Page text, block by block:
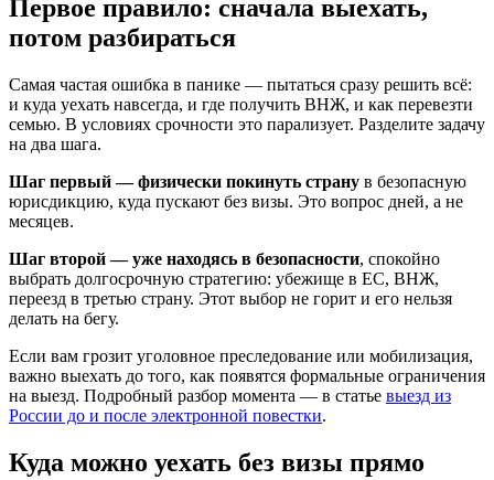
Первое правило: сначала выехать,
потом разбираться
Самая частая ошибка в панике — пытаться сразу решить всё:
и куда уехать навсегда, и где получить ВНЖ, и как перевезти
семью. В условиях срочности это парализует. Разделите задачу
на два шага.
Шаг первый — физически покинуть страну в безопасную
юрисдикцию, куда пускают без визы. Это вопрос дней, а не
месяцев.
Шаг второй — уже находясь в безопасности, спокойно
выбрать долгосрочную стратегию: убежище в ЕС, ВНЖ,
переезд в третью страну. Этот выбор не горит и его нельзя
делать на бегу.
Если вам грозит уголовное преследование или мобилизация,
важно выехать до того, как появятся формальные ограничения
на выезд. Подробный разбор момента — в статье выезд из
России до и после электронной повестки.
Куда можно уехать без визы прямо